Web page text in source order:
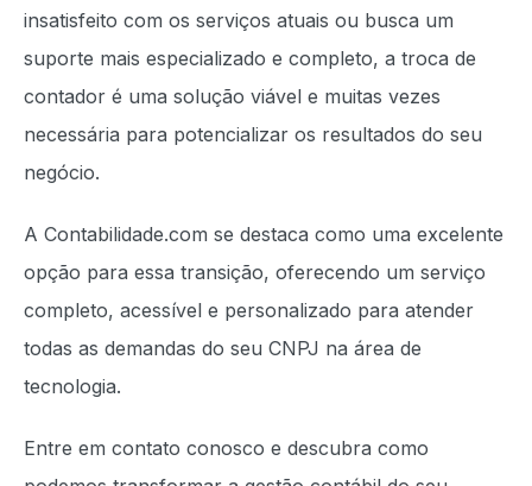
insatisfeito com os serviços atuais ou busca um
suporte mais especializado e completo, a troca de
contador é uma solução viável e muitas vezes
necessária para potencializar os resultados do seu
negócio.
A Contabilidade.com se destaca como uma excelente
opção para essa transição, oferecendo um serviço
completo, acessível e personalizado para atender
todas as demandas do seu CNPJ na área de
tecnologia.
Entre em contato conosco e descubra como